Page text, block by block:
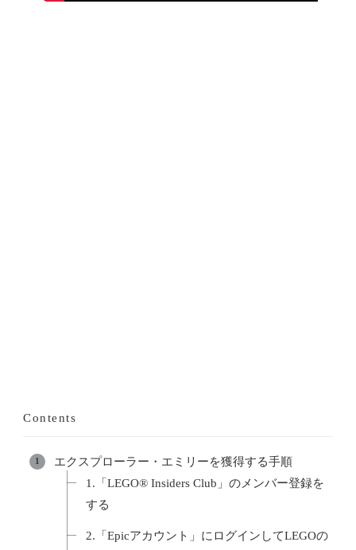
Contents
エクスプローラー・エミリーを獲得する手順
1.「LEGO® Insiders Club」のメンバー登録を
する
2.「Epicアカウント」にログインしてLEGOの